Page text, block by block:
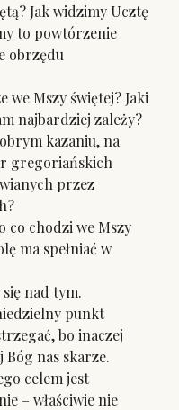
Jak widzimy Ucztę
to powtórzenie
obrzędu
Mszy świętej? Jaki
najbardziej zależy?
kazaniu, na
gregoriańskich
przez
co chodzi we Mszy
ma spełniać w
nad tym.
punkt
bo inaczej
Bóg nas skarze.
celem jest
– właściwie nie